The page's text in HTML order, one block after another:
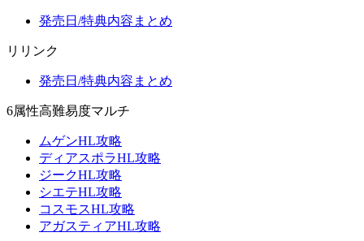
発売日/特典内容まとめ
リリンク
発売日/特典内容まとめ
6属性高難易度マルチ
ムゲンHL攻略
ディアスポラHL攻略
ジークHL攻略
シエテHL攻略
コスモスHL攻略
アガスティアHL攻略